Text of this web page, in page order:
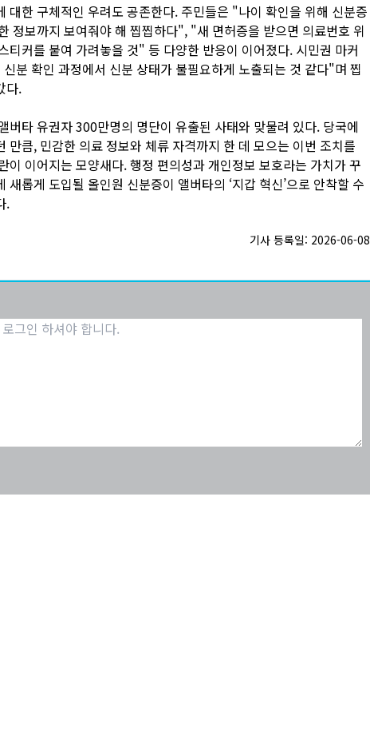
대한 구체적인 우려도 공존한다. 주민들은 "나이 확인을 위해 신분증
정보까지 보여줘야 해 찝찝하다", "새 면허증을 받으면 의료번호 위
티커를 붙여 가려놓을 것" 등 다양한 반응이 이어졌다. 시민권 마커
분 확인 과정에서 신분 상태가 불필요하게 노출되는 것 같다"며 찝
다.
버타 유권자 300만명의 명단이 유출된 사태와 맞물려 있다. 당국에
만큼, 민감한 의료 정보와 체류 자격까지 한 데 모으는 이번 조치를
이 이어지는 모양새다. 행정 편의성과 개인정보 보호라는 가치가 꾸
새롭게 도입될 올인원 신분증이 앨버타의 ‘지갑 혁신’으로 안착할 수
.
기사 등록일: 2026-06-08